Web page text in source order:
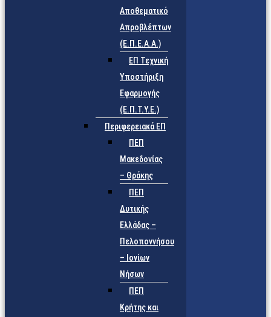
Αποθεματικό
Απροβλέπτων
(Ε.Π.Ε.Α.Α.)
ΕΠ Τεχνική
Υποστήριξη
Εφαρμογής
(Ε.Π.Τ.Υ.Ε.)
Περιφερειακά ΕΠ
ΠΕΠ
Μακεδονίας
– Θράκης
ΠΕΠ
Δυτικής
Ελλάδας –
Πελοποννήσου
– Ιονίων
Νήσων
ΠΕΠ
Κρήτης και